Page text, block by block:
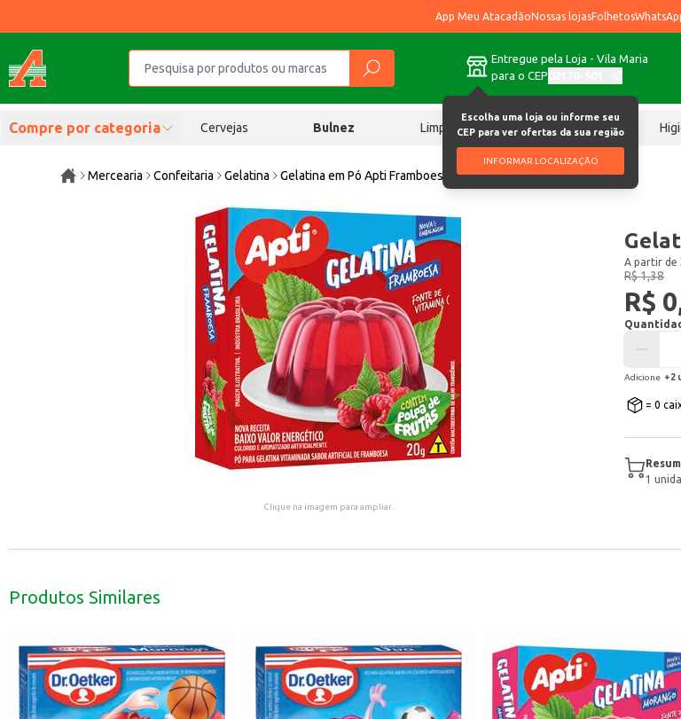
App Meu AtacadãoNossas lojasFolhetos
Entregue pela Loja - Vila Maria
para o CEP
Escolha uma loja ou informe seu
CEP para ver ofertas da sua região
INFORMAR LOCALIZAÇÃO
Compre por categoria Cervejas Bulnez Limpeza Chocolates
Mercearia Confeitaria Gelatina Gelatina em Pó Apti Framboesa 20g
Clique na imagem para ampliar.
A partir de
R$ 1,38
R$
Adicione +2
= 0
1
Produtos Similares